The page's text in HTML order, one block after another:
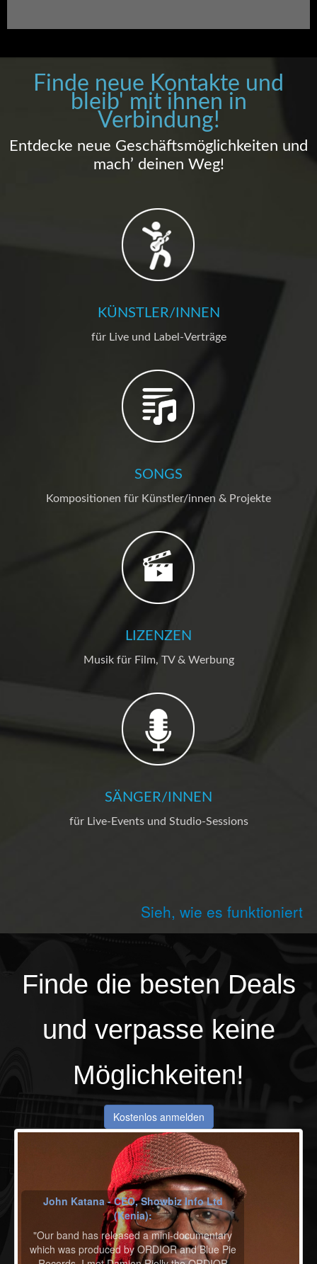
Finde neue Kontakte und
bleib' mit ihnen in
Verbindung!
Entdecke neue Geschäftsmöglichkeiten und
mach’ deinen Weg!
KÜNSTLER/INNEN
für Live und Label-Verträge
SONGS
Kompositionen für Künstler/innen & Projekte
LIZENZEN
Musik für Film, TV & Werbung
SÄNGER/INNEN
für Live-Events und Studio-Sessions
Sieh, wie es funktioniert
Finde die besten Deals
und verpasse keine
Möglichkeiten!
Kostenlos anmelden
John Katana - CEO, Showbiz Info Ltd
(Kenia):
"Our band has released a mini-documentary
which was produced by ORDIOR and Blue Pie